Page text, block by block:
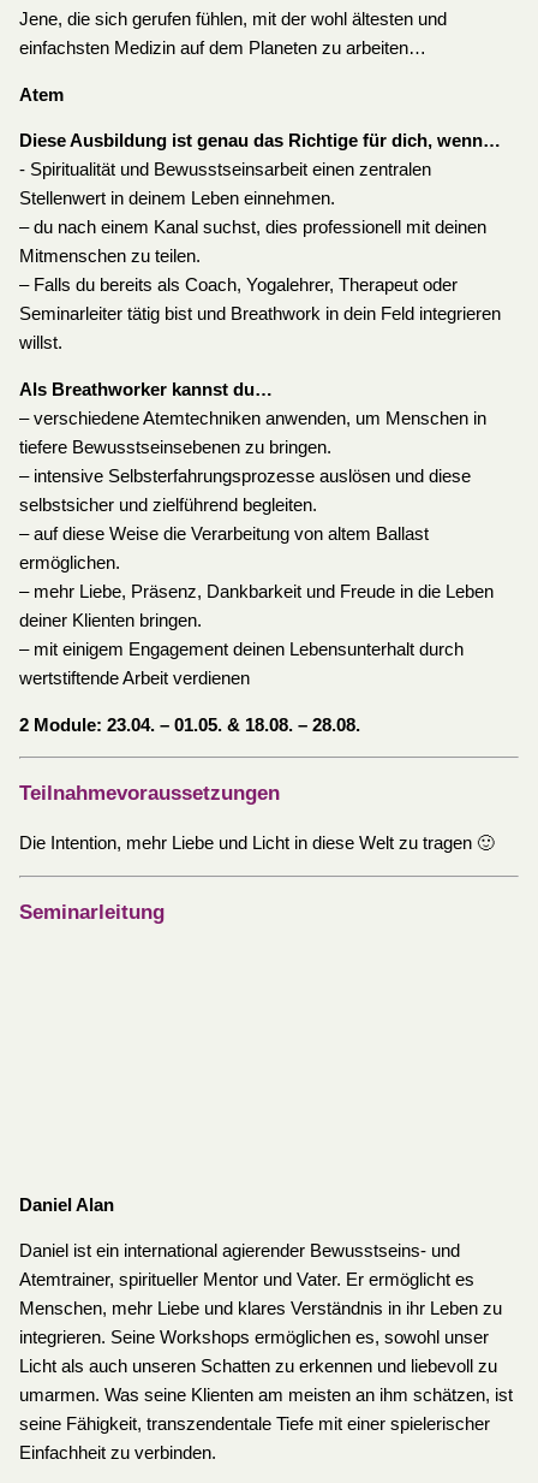
Jene, die sich gerufen fühlen, mit der wohl ältesten und
einfachsten Medizin auf dem Planeten zu arbeiten…
Atem
Diese Ausbildung ist genau das Richtige für dich, wenn…
​- Spiritualität und Bewusstseinsarbeit einen zentralen
Stellenwert in deinem Leben einnehmen.
– du nach einem Kanal suchst, dies professionell mit deinen
Mitmenschen zu teilen.
– Falls du bereits als Coach, Yogalehrer, Therapeut oder
Seminarleiter tätig bist und Breathwork in dein Feld integrieren
willst.
Als Breathworker kannst du…
– verschiedene Atemtechniken anwenden, um Menschen in
tiefere Bewusstseinsebenen zu bringen.
– intensive Selbsterfahrungsprozesse auslösen und diese
selbstsicher und zielführend begleiten.
– auf diese Weise die Verarbeitung von altem Ballast
ermöglichen.
– mehr Liebe, Präsenz, Dankbarkeit und Freude in die Leben
deiner Klienten bringen.
– mit einigem Engagement deinen Lebensunterhalt durch
wertstiftende Arbeit verdienen
2 Module: 23.04. – 01.05. & 18.08. – 28.08.
Teilnahmevoraussetzungen
Die Intention, mehr Liebe und Licht in diese Welt zu tragen 🙂
Seminarleitung
Daniel Alan
Daniel ist ein international agierender Bewusstseins- und
Atemtrainer, spiritueller Mentor und Vater. Er ermöglicht es
Menschen, mehr Liebe und klares Verständnis in ihr Leben zu
integrieren. Seine Workshops ermöglichen es, sowohl unser
Licht als auch unseren Schatten zu erkennen und liebevoll zu
umarmen. Was seine Klienten am meisten an ihm schätzen, ist
seine Fähigkeit, transzendentale Tiefe mit einer spielerischer
Einfachheit zu verbinden.